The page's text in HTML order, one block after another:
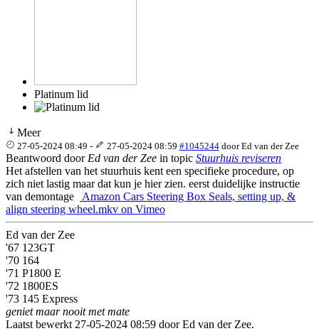
Platinum lid
Meer
27-05-2024 08:49 - 27-05-2024 08:59 #1045244 doorEd van der Zee
Beantwoord door Ed van der Zee in topic Stuurhuis reviseren
Het afstellen van het stuurhuis kent een specifieke procedure, op
zich niet lastig maar dat kun je hier zien. eerst duidelijke instructie
van demontage
Amazon Cars Steering Box Seals, setting up, &
align steering wheel.mkv on Vimeo
Ed van der Zee
'67 123GT
'70 164
'71 P1800 E
'72 1800ES
'73 145 Express
geniet maar nooit met mate
Laatst bewerkt 27-05-2024 08:59 doorEd van der Zee.